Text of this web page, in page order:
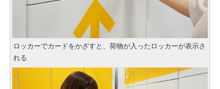
ロッカーでカードをかざすと、荷物が入ったロッカーが表示さ
れる